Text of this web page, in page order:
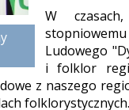
W
Ludowego
i folklor
z naszego